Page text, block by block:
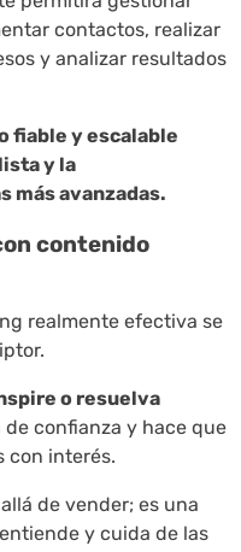
contactos, realizar
y analizar resultados
fiable y escalable
y la
más avanzadas.
contenido
realmente efectiva se
o resuelva
confianza y hace que
con interés.
de vender; es una
y cuida de las